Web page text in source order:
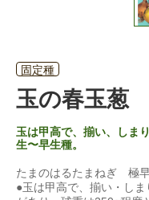
固定種
玉の春玉葱
玉は甲高で、揃い、しま
生〜早生種。
たまのはるたまねぎ 極早
●玉は甲高で、揃い・し